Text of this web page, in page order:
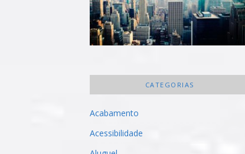
CATEGORIAS
Acabamento
Acessibilidade